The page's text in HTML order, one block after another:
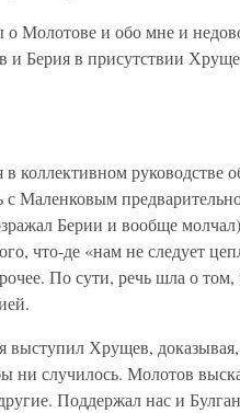
о Молотове и обо мне и
и Берия в присутствии
коллективном руководстве
Маленковым
Берии и вообще
что-де «нам не следует
По сути, речь шла о том,
выступил Хрущев,
ни случилось. Молотов
Поддержал нас и